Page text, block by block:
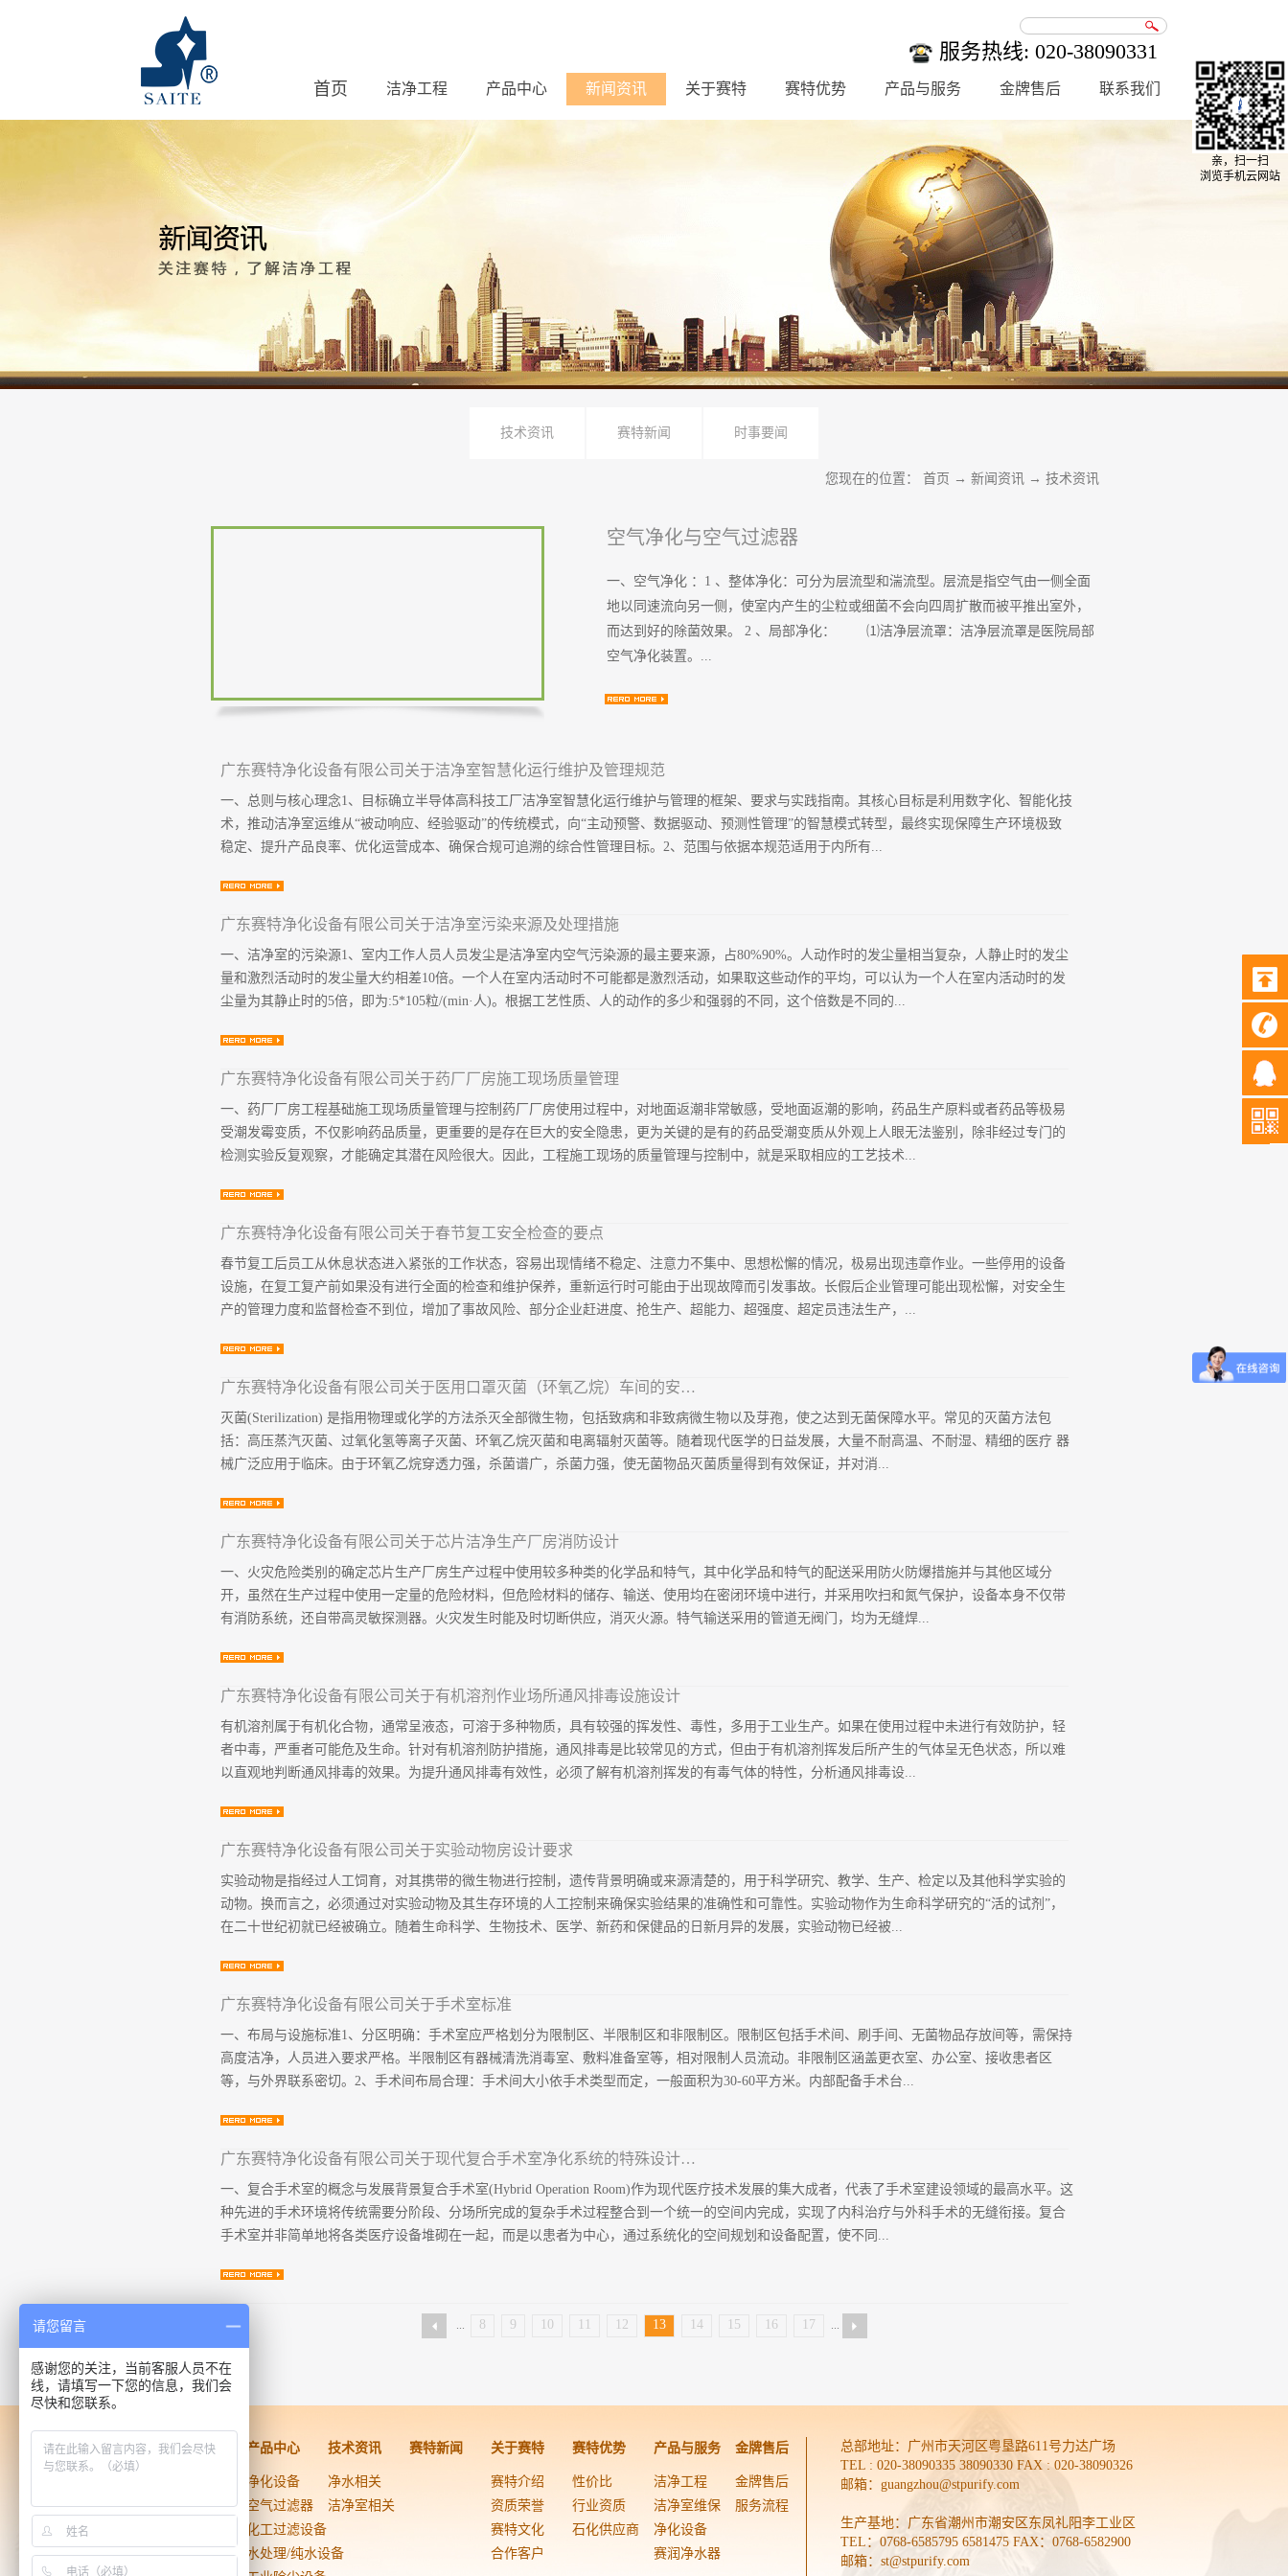
服务热线: 020-38090331
首页 洁净工程 产品中心 新闻资讯 关于赛特 赛特优势 产品与服务 金牌售后 联系我们
技术资讯 赛特新闻 时事要闻
您现在的位置： 首页 → 新闻资讯 → 技术资讯
空气净化与空气过滤器
一、空气净化 ：1 、整体净化：可分为层流型和湍流型。层流是指空气由一侧全面
地以同速流向另一侧，使室内产生的尘粒或细菌不会向四周扩散而被平推出室外，
而达到好的除菌效果。 2 、局部净化： ⑴洁净层流罩：洁净层流罩是医院局部
空气净化装置。...
广东赛特净化设备有限公司关于洁净室智慧化运行维护及管理规范
一、总则与核心理念1、目标确立半导体高科技工厂洁净室智慧化运行维护与管理的框架、要求与实践指南。其核心目标是利用数字化、智能化技
术，推动洁净室运维从“被动响应、经验驱动”的传统模式，向“主动预警、数据驱动、预测性管理”的智慧模式转型，最终实现保障生产环境极致
稳定、提升产品良率、优化运营成本、确保合规可追溯的综合性管理目标。2、范围与依据本规范适用于内所有...
洁净室及相关受控环境（如微环境、工艺设备内部）的智慧化运维管理工作。主要依据包括但不限于：国际标准：ISO 14644系列标准，特别是其
务与洁净室管理经验。3、智慧运维定义洁净室智慧运维，是指通过物联网（IoT）、人工智能（AI）、大数据分析、数字孪生等先进技术，对洁
净室环境参数、设施设备状态、人员物料流动及运维流程进行全时域、全要素的感知、互联、分析与优化。其本质是建立一个能够自感知、自分
析、自决策、自优化的动态管控体系。二、智慧运维的核心架构1、感知与执行层全面物联：部署高精度、高可靠性的传感器网络，实时采集温
广东赛特净化设备有限公司关于洁净室污染来源及处理措施
一、洁净室的污染源1、室内工作人员人员发尘是洁净室内空气污染源的最主要来源，占80%90%。人动作时的发尘量相当复杂，人静止时的发尘
量和激烈活动时的发尘量大约相差10倍。一个人在室内活动时不可能都是激烈活动，如果取这些动作的平均，可以认为一个人在室内活动时的发
尘量为其静止时的5倍，即为:5*105粒/(min·人)。根据工艺性质、人的动作的多少和强弱的不同，这个倍数是不同的...
，可以分为较低和较高两类，分别为3倍和7倍于静止发尘量的数值，相应为3*05粒/(min人)和7*105粒/(min人)当然，人体发尘量还与服装有很大
绸的大。如果在尼龙绸衣服内加穿一件棉的确良工作服，则可使尼龙绸工作服的发尘量进一步降低。此外，洁净工作服不宜揉洗，洗后应在洁净
环境中晾干。2、设备及工艺发尘设备的产尘以转动设备尤为突出，电动机、齿轮转动部件、同服机械部件、波压和气动启动器开关或人工操作的
设备，都会由于移动着的表面之间的摩擦而产生微粒。西方工业国家对洁净室常见的不同运转方式、不同速率、不同材质的机械设备的典型动作
广东赛特净化设备有限公司关于药厂厂房施工现场质量管理
一、药厂厂房工程基础施工现场质量管理与控制药厂厂房使用过程中，对地面返潮非常敏感，受地面返潮的影响，药品生产原料或者药品等极易
受潮发霉变质，不仅影响药品质量，更重要的是存在巨大的安全隐患，更为关键的是有的药品受潮变质从外观上人眼无法鉴别，除非经过专门的
检测实验反复观察，才能确定其潜在风险很大。因此，工程施工现场的质量管理与控制中，就是采取相应的工艺技术...
措施和监督检查手段，确保厂房地面具备很好的防水隔潮、保持干燥的效果。1、明确原因药厂厂房地面返潮跟地面基础处理有直接的关系，通常
就会造成地坪返潮或者开裂，潮湿水汽，直接作用于厂房地面，造成厂房返潮。2、施工现场质量管控措施结合药厂选址的地层结构现场勘察结果
与施工图设计的要求，有必要必须做出相应的设计变更，如设计要求符合工程实践标准，就按设计要求，强化现场质量管理与控制措施。以生产
药品制剂车间±0.00 地坪的设置为例，为了防止建筑主体荷载作用及地下水位上升变化造成的回填土下沉、地坪悬空开裂，造成车间地面开裂返
广东赛特净化设备有限公司关于春节复工安全检查的要点
春节复工后员工从休息状态进入紧张的工作状态，容易出现情绪不稳定、注意力不集中、思想松懈的情况，极易出现违章作业。一些停用的设备
设施，在复工复产前如果没有进行全面的检查和维护保养，重新运行时可能由于出现故障而引发事故。长假后企业管理可能出现松懈，对安全生
产的管理力度和监督检查不到位，增加了事故风险、部分企业赶进度、抢生产、超能力、超强度、超定员违法生产，...
容易导致生产安全事故、复工复产夹断历来是安全生产关键期、事故易发期。所以，要从以下各方面进行全面的安全检查：一、人员状态与资质
冷设备维修、压力容器操作）持证情况，建立电子档案备查。二、设备系统完整性检查核心要点：隐蔽工程验收：对节前停工的管道保温层、阀
门密封性进行100%排查。安全附件校验：重点检查压力表、安全阀铅封状态，超期未检设备立即停用。三、电气与消防系统联动测试核心要点：
负荷平衡测试：模拟满负荷运行，监测配电柜电流波动，预防谐波畸变。应急电源切换：演练柴油发电机带载能力，确保消防水泵、排烟风机持
广东赛特净化设备有限公司关于医用口罩灭菌（环氧乙烷）车间的安全设计
灭菌(Sterilization) 是指用物理或化学的方法杀灭全部微生物，包括致病和非致病微生物以及芽孢，使之达到无菌保障水平。常见的灭菌方法包
括：高压蒸汽灭菌、过氧化氢等离子灭菌、环氧乙烷灭菌和电离辐射灭菌等。随着现代医学的日益发展，大量不耐高温、不耐湿、精细的医疗 器
械广泛应用于临床。由于环氧乙烷穿透力强，杀菌谱广，杀菌力强，使无菌物品灭菌质量得到有效保证，并对消...
毒灭菌产品无损害，储存运输方便，因此环氧乙烷是一次性医疗器械的主要杀菌方法。对于以熔喷无纺布为隔离层材料的防护口罩来说，因为材
式。灭菌过程中使用的主要物料为环氧乙烷，目前行业内多采用最高浓度为80% 与二氧化碳的混合气体，相较于纯品环氧乙烷，二氧化碳的加入
使环氧乙烷活性降低，改变爆炸极限，从而提高使用的安全度。一、危险性分析环氧乙烷，分子式为C2H4O，分子量44.06。具有芳香的醚味，为
易燃易爆的有毒气体。沸点为10.7℃，相对密度为1.52g/cm3(ρ空气=1g/cm3 )，爆炸上/ 下限：100/3.0v/v %；在室温条件下，很容易挥发成气体，
广东赛特净化设备有限公司关于芯片洁净生产厂房消防设计
一、火灾危险类别的确定芯片生产厂房生产过程中使用较多种类的化学品和特气，其中化学品和特气的配送采用防火防爆措施并与其他区域分
开，虽然在生产过程中使用一定量的危险材料，但危险材料的储存、输送、使用均在密闭环境中进行，并采用吹扫和氮气保护，设备本身不仅带
有消防系统，还自带高灵敏探测器。火灾发生时能及时切断供应，消灭火源。特气输送采用的管道无阀门，均为无缝焊...
接，减少漏气隐患。特气柜设有 24h 排风，所有有毒易燃易爆液体、气体均设有泄漏报警，且特气、化学品暂存区的面积占对应防火分区面积的
级，生产区与辅助用房、实验室分区明确，全厂设置自动灭火系统。根据《电子工业洁净厂房设计规范》（GB50472—2008）第6.2.3条和第6.2.7
条的规定，“生产区在关键生产设备设有及早期火灾报警和灭火装置以及回风气流中设有灵敏度严于0.01% obs/m 的高灵敏度早期火灾报警探测系
统，每个防火分区的最大允许建筑面积可按生产工艺要求确定。其安全疏散距离可根据工艺需求确定，但不能超过《建筑设计防火规范》中规定
广东赛特净化设备有限公司关于有机溶剂作业场所通风排毒设施设计
有机溶剂属于有机化合物，通常呈液态，可溶于多种物质，具有较强的挥发性、毒性，多用于工业生产。如果在使用过程中未进行有效防护，轻
者中毒，严重者可能危及生命。针对有机溶剂防护措施，通风排毒是比较常见的方式，但由于有机溶剂挥发后所产生的气体呈无色状态，所以难
以直观地判断通风排毒的效果。为提升通风排毒有效性，必须了解有机溶剂挥发的有毒气体的特性，分析通风排毒设...
施常见问题，在此基础上进行改善和优化，从而降低工业生产中存在的隐患。一、有机溶剂挥发气体的危害大多有机溶剂存在有毒性，工作人员
人体皮肤、呼吸道黏膜以及眼结膜等，甚至引发白血病或其他癌症，从事喷漆作业、橡胶厂制胶工等，出现职业病的概率较高。二、影响有机溶
剂挥发的主要因素有机溶剂蒸汽是由液态转变为气态，最后进入空中，其主要影响因素为四点，分别为饱和蒸汽压、温度、表面积以及风速。1、
饱和蒸气压饱和蒸汽压就是固体或液体处于相平衡的蒸汽所具有的压强，在相同环境中，饱和蒸气压越大，有机溶剂 液体变为气体的量越多，也
广东赛特净化设备有限公司关于实验动物房设计要求
实验动物是指经过人工饲育，对其携带的微生物进行控制，遗传背景明确或来源清楚的，用于科学研究、教学、生产、检定以及其他科学实验的
动物。换而言之，必须通过对实验动物及其生存环境的人工控制来确保实验结果的准确性和可靠性。实验动物作为生命科学研究的“活的试剂”，
在二十世纪初就已经被确立。随着生命科学、生物技术、医学、新药和保健品的日新月异的发展，实验动物已经被...
广泛用于医学、制药、生物工程等研究和应用领域。特别是人类疾病研究、药品鉴定、食品卫生标准的制定等许多与人类健康密切相关的工作，
着动物试验的成果。一、实验动物等级根据实验动物微生物学和寄生虫学监测等级，我国对实验动物等级实行四级标准，即普通动物（CV）、清
洁动物（CL）、无特定病原体动物（SPF）和无菌动物（GF）。有些国家的实验动物等级与我国略有不同，但差别不大。二、环境分类根据国家
最新的《实验动物环境及设施》（GB14925-2023）的要求，实验动物的环境共分为三类，即普通环境、屏障环境和隔离环境。其中普通环境适用
广东赛特净化设备有限公司关于手术室标准
一、布局与设施标准1、分区明确：手术室应严格划分为限制区、半限制区和非限制区。限制区包括手术间、刷手间、无菌物品存放间等，需保持
高度洁净，人员进入要求严格。半限制区有器械清洗消毒室、敷料准备室等，相对限制人员流动。非限制区涵盖更衣室、办公室、接收患者区
等，与外界联系密切。2、手术间布局合理：手术间大小依手术类型而定，一般面积为30-60平方米。内部配备手术台...
、无影灯、麻醉机、监护仪等设备，且摆放位置科学，便于医护操作。墙面与地面应使用抗菌、易清洁、耐腐蚀材料，无缝隙，减少细菌滋生。
方米含≥0.5μm尘粒数不超过3520个；千级手术间用于普通外科手术，每立方米含≥0.5μm尘粒数不超过35200个。4、温湿度控制：温度应维持在
22-25℃，湿度保持在40%-60%。适宜的温湿度可让患者舒适，也利于医护人员操作，降低感染风险。二、人员标准1、资质要求：手术医生需具
备相应专业的执业医师资格，经过严格的专科培训，掌握各类手术操作技能及相关知识。麻醉医生同样要有执业资格，熟悉各种麻醉方法与药
广东赛特净化设备有限公司关于现代复合手术室净化系统的特殊设计要求与技术规范
一、复合手术室的概念与发展背景复合手术室(Hybrid Operation Room)作为现代医疗技术发展的集大成者，代表了手术室建设领域的最高水平。这
种先进的手术环境将传统需要分阶段、分场所完成的复杂手术过程整合到一个统一的空间内完成，实现了内科治疗与外科手术的无缝衔接。复合
手术室并非简单地将各类医疗设备堆砌在一起，而是以患者为中心，通过系统化的空间规划和设备配置，使不同...
治疗手段的优势得到最大程度的发挥。与传统手术室相比，复合手术室具有明显的技术优势。它能够实现实时影像引导下的精准手术操作，减少
患者在不同治疗场所间的转运风险，提高手术效率并优化治疗效果。这种手术室类型特别适用于心脏外科、血管外科、神经外科、骨科介入等高
精尖手术领域。随着医疗影像技术(如DSA、CT、MRI)和手术机器人系统(如达芬奇手术机器人)的快速发展，复合手术室已成为大型医疗中心建设
的重要方向。二、复合DSA手术室的净化系统设计1、洁净度等级与气流组织要求复合DSA手术室的洁净度等级需严格遵循《医院洁净手术部建筑
技术规范》的相关标准。根据手术类型的不同，可选用Ⅰ级或Ⅲ级洁净标准。考虑到DSA设备的特殊性和手术操作的复杂性，多数情况下建议采
度，周边区域维持6级(ISO 6级)...
... 8 9 10 12 13 14 15 16 17 ...
洁净工程
生物技术
实验室
产品中心
净化设备
空气过滤器
化工过滤设备
水处理/纯水设备
技术资讯
净水相关
洁净室相关
赛特新闻 关于赛特
赛特介绍
资质荣誉
赛特文化
合作客户
赛特优势
性价比
行业资质
石化供应商
产品与服务
洁净工程
洁净室维保
净化设备
赛润净水器
金牌售后
金牌售后
服务流程
总部地址： 广州市天河区粤垦路611号力达广场
TEL : 020-38090335 38090330 FAX : 020-38090326
邮箱：guangzhou@stpurify.com
生产基地：广东省潮州市潮安区东凤礼阳李工业区
TEL：0768-6585795 6581475 FAX：0768-6582900
邮箱：st@stpurify.com
亲，扫一扫
浏览手机云网站
请您留言
感谢您的关注，当前客服人员不在
线，请填写一下您的信息，我们会
尽快和您联系。